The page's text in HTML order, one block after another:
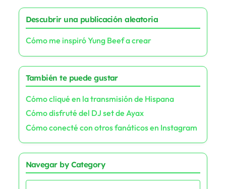
Descubrir una publicación aleatoria
Cómo me inspiró Yung Beef a crear
También te puede gustar
Cómo cliqué en la transmisión de Hispana
Cómo disfruté del DJ set de Ayax
Cómo conecté con otros fanáticos en Instagram
Navegar by Category